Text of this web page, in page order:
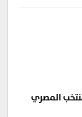
المصري